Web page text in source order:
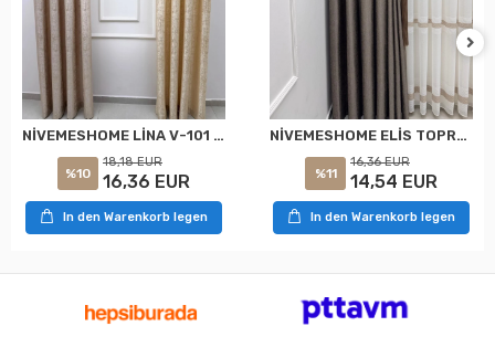
NİVEMESHOME LİNA V-101 KREM 1/3 PİLELİ FON PERDE
%10
18,18 EUR
16,36 EUR
In den Warenkorb legen
NİVEMESHOME ELİS TOPRAK FON PERDE 1/3 SIK PİLELİ PERDE APM
%11
16,36 EUR
14,54 EUR
In den Warenkorb legen